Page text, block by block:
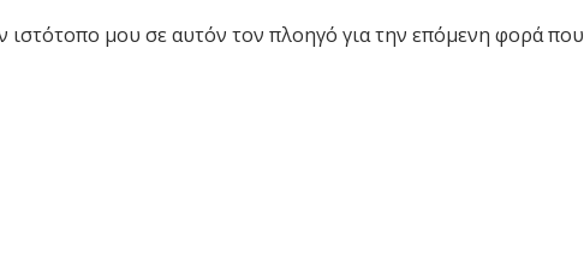
μου σε αυτόν τον πλοηγό για την επόμενη φορά που